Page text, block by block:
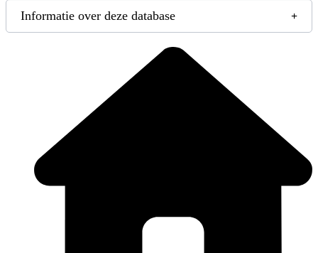
Informatie over deze database